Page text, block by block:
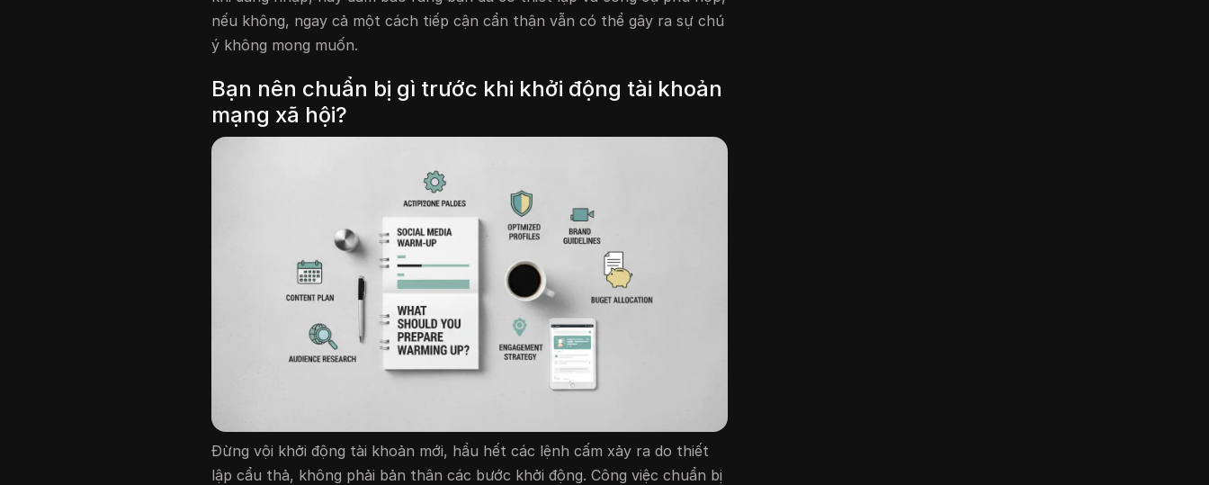
nếu không, ngay cả một cách tiếp cận cẩn thận vẫn có thể gây ra sự chú
ý không mong muốn.
Bạn nên chuẩn bị gì trước khi khởi động tài khoản
mạng xã hội?
Đừng vội khởi động tài khoản mới, hầu hết các lệnh cấm xảy ra do thiết
lập cẩu thả, không phải bản thân các bước khởi động. Công việc chuẩn bị